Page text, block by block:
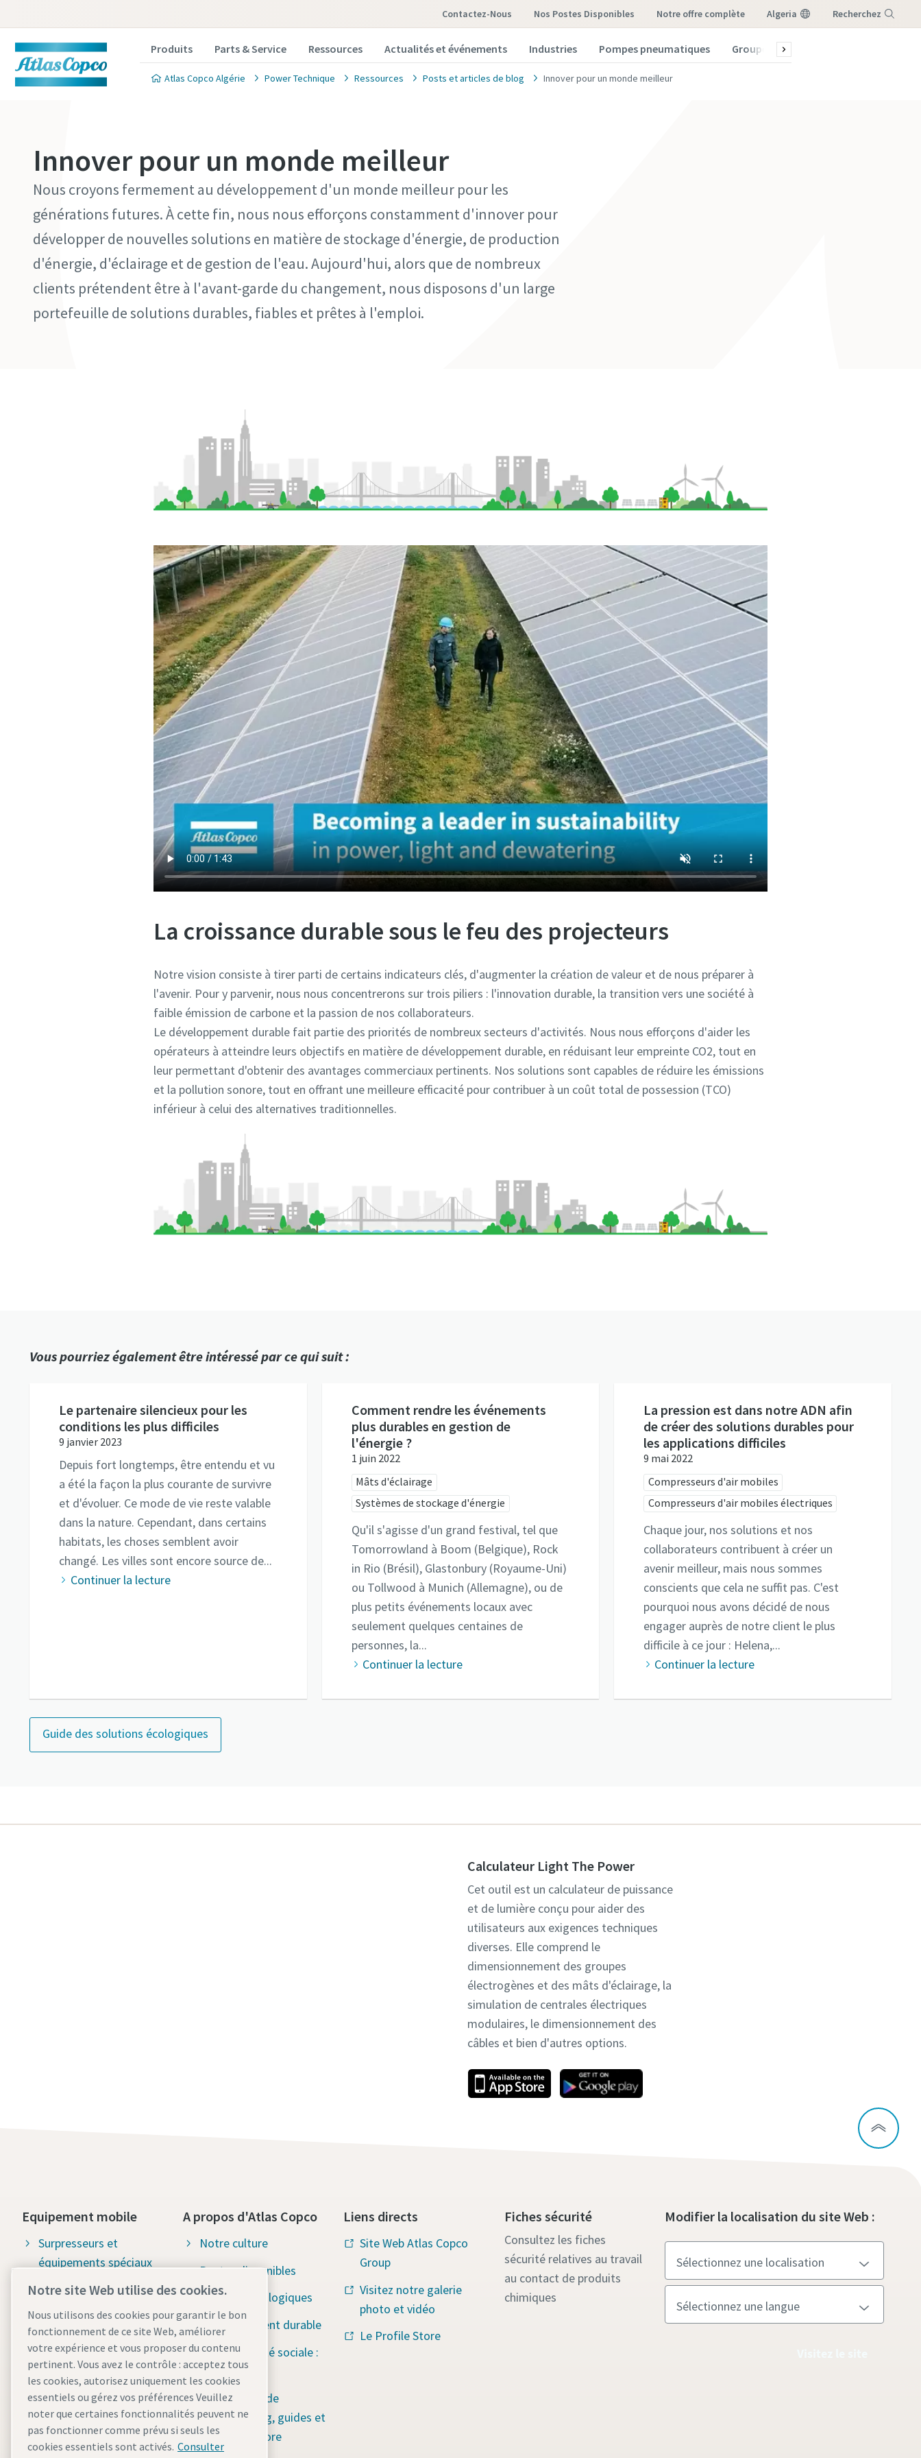
Contactez-Nous Nos Postes Disponibles notre offre complète Algeria Recherchez
Produits Parts & Service Ressources Actualités et événements Industries Pompes pneumatiques Groupes électrogènes
Atlas Copco Algérie Power Technique Ressources Posts et articles de blog Innover pour un monde meilleur
Innover pour un monde meilleur
Nous croyons fermement au développement d'un monde meilleur pour les
générations futures. À cette fin, nous nous efforçons constamment d'innover pour
développer de nouvelles solutions en matière de stockage d'énergie, de production
d'énergie, d'éclairage et de gestion de l'eau. Aujourd'hui, alors que de nombreux
clients prétendent être à l'avant-garde du changement, nous disposons d'un large
portefeuille de solutions durables, fiables et prêtes à l'emploi.
La croissance durable sous le feu des projecteurs
Notre vision consiste à tirer parti de certains indicateurs clés, d'augmenter la création de valeur et de nous préparer à
l'avenir. Pour y parvenir, nous nous concentrerons sur trois piliers : l'innovation durable, la transition vers une société à
faible émission de carbone et la passion de nos collaborateurs.
Le développement durable fait partie des priorités de nombreux secteurs d'activités. Nous nous efforçons d'aider les
opérateurs à atteindre leurs objectifs en matière de développement durable, en réduisant leur empreinte CO2, tout en
leur permettant d'obtenir des avantages commerciaux pertinents. Nos solutions sont capables de réduire les émissions
et la pollution sonore, tout en offrant une meilleure efficacité pour contribuer à un coût total de possession (TCO)
inférieur à celui des alternatives traditionnelles.
Vous pourriez également être intéressé par ce qui suit :
Le partenaire silencieux pour les
conditions les plus difficiles
9 janvier 2023
Depuis fort longtemps, être entendu et vu
a été la façon la plus courante de survivre
et d'évoluer. Ce mode de vie reste valable
dans la nature. Cependant, dans certains
habitats, les choses semblent avoir
changé. Les villes sont encore source de...
Continuer la lecture
Comment rendre les événements
plus durables en gestion de
l'énergie ?
1 juin 2022
Mâts d'éclairage
Systèmes de stockage d'énergie
Qu'il s'agisse d'un grand festival, tel que
Tomorrowland à Boom (Belgique), Rock
in Rio (Brésil), Glastonbury (Royaume-Uni)
ou Tollwood à Munich (Allemagne), ou de
plus petits événements locaux avec
seulement quelques centaines de
personnes, la...
Continuer la lecture
La pression est dans notre ADN afin
de créer des solutions durables pour
les applications difficiles
9 mai 2022
Compresseurs d'air mobiles
Compresseurs d'air mobiles électriques
Chaque jour, nos solutions et nos
collaborateurs contribuent à créer un
avenir meilleur, mais nous sommes
conscients que cela ne suffit pas. C'est
pourquoi nous avons décidé de nous
engager auprès de notre client le plus
difficile à ce jour : Helena,...
Continuer la lecture
Guide des solutions écologiques
Calculateur Light The Power
Cet outil est un calculateur de puissance
et de lumière conçu pour aider des
utilisateurs aux exigences techniques
diverses. Elle comprend le
dimensionnement des groupes
électrogènes et des mâts d'éclairage, la
simulation de centrales électriques
modulaires, le dimensionnement des
câbles et bien d'autres options.
Equipement mobile
Surpresseurs et
équipements spéciaux
Outils de construction
Pompes d'assèchement
Systèmes de stockage
d'énergie
Mâts d'éclairage
Compresseurs d'air
mobiles
A propos d'Atlas Copco
Notre culture
Postes disponibles
Solutions écologiques
Développement durable
Responsabilité sociale :
Water for All
Plate-forme de
contenu : blog, guides et
bien plus encore
Liens directs
Site Web Atlas Copco
Group
Visitez notre galerie
photo et vidéo
Le Profile Store
Fiches sécurité
Consultez les fiches
sécurité relatives au travail
au contact de produits
chimiques
Modifier la localisation du site Web :
Notre site Web utilise des cookies.
Nous utilisons des cookies pour garantir le bon
fonctionnement de ce site Web, améliorer
votre expérience et vous proposer du contenu
pertinent. Vous avez le contrôle : acceptez tous
les cookies, autorisez uniquement les cookies
essentiels ou gérez vos préférences Veuillez
noter que certaines fonctionnalités peuvent ne
pas fonctionner comme prévu si seuls les
cookies essentiels sont activés. Consulter